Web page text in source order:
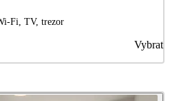
Fi, TV, trezor
Vybrat